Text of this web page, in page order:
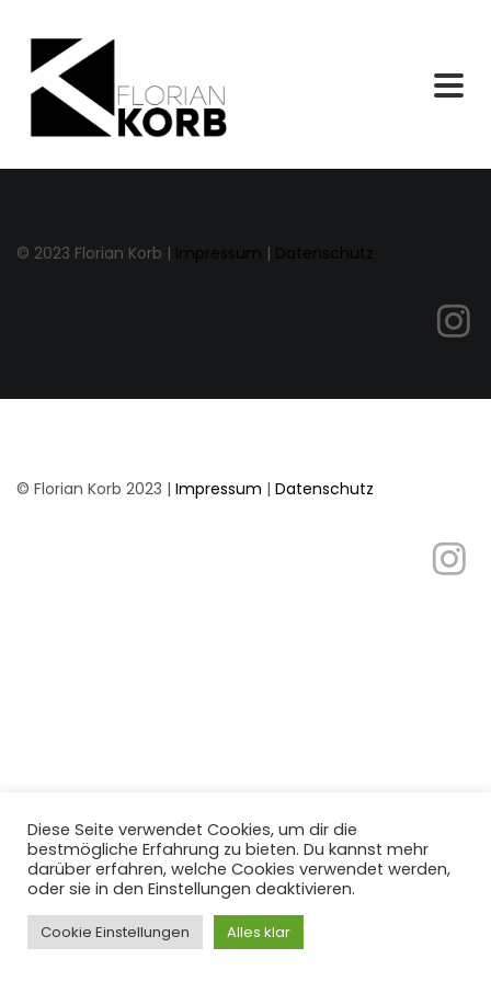
© 2023 Florian Korb | Impressum | Datenschutz
© Florian Korb 2023 | Impressum | Datenschutz
Diese Seite verwendet Cookies, um dir die
bestmögliche Erfahrung zu bieten. Du kannst mehr
darüber erfahren, welche Cookies verwendet werden,
oder sie in den Einstellungen deaktivieren.
Cookie Einstellungen Alles klar